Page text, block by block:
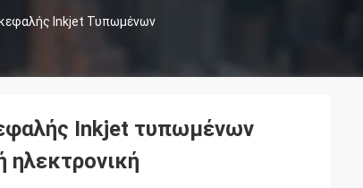
Inkjet Τυπωμένων
Inkjet τυπωμένων
ηλεκτρονική